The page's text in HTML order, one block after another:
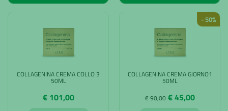
COLLAGENINA CREMA COLLO 3
50ML
€ 101,00
- 50%
COLLAGENINA CREMA GIORNO1
50ML
€ 90,00 € 45,00